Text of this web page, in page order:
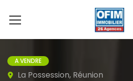
A VENDRE
La Possession, Réunion